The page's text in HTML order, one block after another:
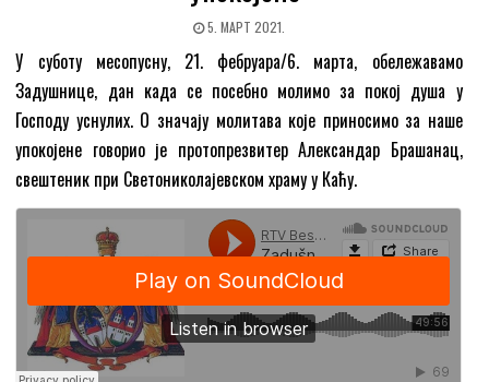
5. МАРТ 2021.
У суботу месопусну, 21. фебруара/6. марта, обележавамо
Задушнице, дан када се посебно молимо за покој душа у
Господу уснулих. О значају молитава које приносимо за наше
упокојене говорио је протопрезвитер Александар Брашанац,
свештеник при Светониколајевском храму у Каћу.